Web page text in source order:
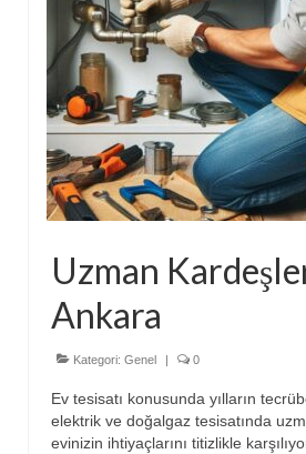
Uzman
Ankara
Kategori: Genel | 0
Ev tesisatı konusunda yılların
elektrik ve doğalgaz tesisatında
evinizin ihtiyaçlarını titizlikle